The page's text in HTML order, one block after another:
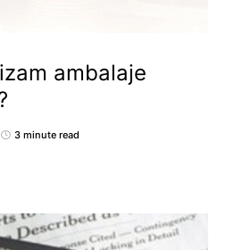
ambalaje
3 minute read